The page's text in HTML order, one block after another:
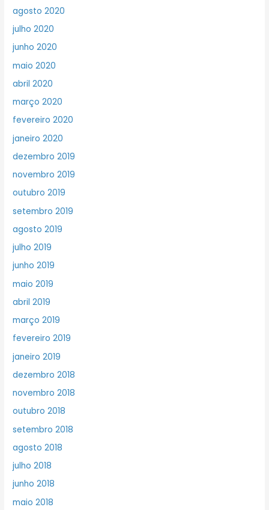
agosto 2020
julho 2020
junho 2020
maio 2020
abril 2020
março 2020
fevereiro 2020
janeiro 2020
dezembro 2019
novembro 2019
outubro 2019
setembro 2019
agosto 2019
julho 2019
junho 2019
maio 2019
abril 2019
março 2019
fevereiro 2019
janeiro 2019
dezembro 2018
novembro 2018
outubro 2018
setembro 2018
agosto 2018
julho 2018
junho 2018
maio 2018